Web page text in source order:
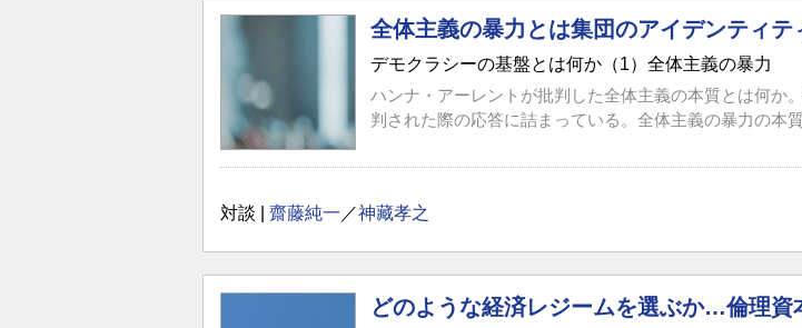
全体主義の暴力とは集団のアイデンティテ
デモクラシーの基盤とは何か（1）全体主義の暴力
ハンナ・アーレントが批判した全体主義の本質とは何か
判された際の応答に詰まっている。全体主義の暴力の本
対談 | 齋藤純一 ／神藏孝之
どのような経済レジームを選ぶか…倫理資